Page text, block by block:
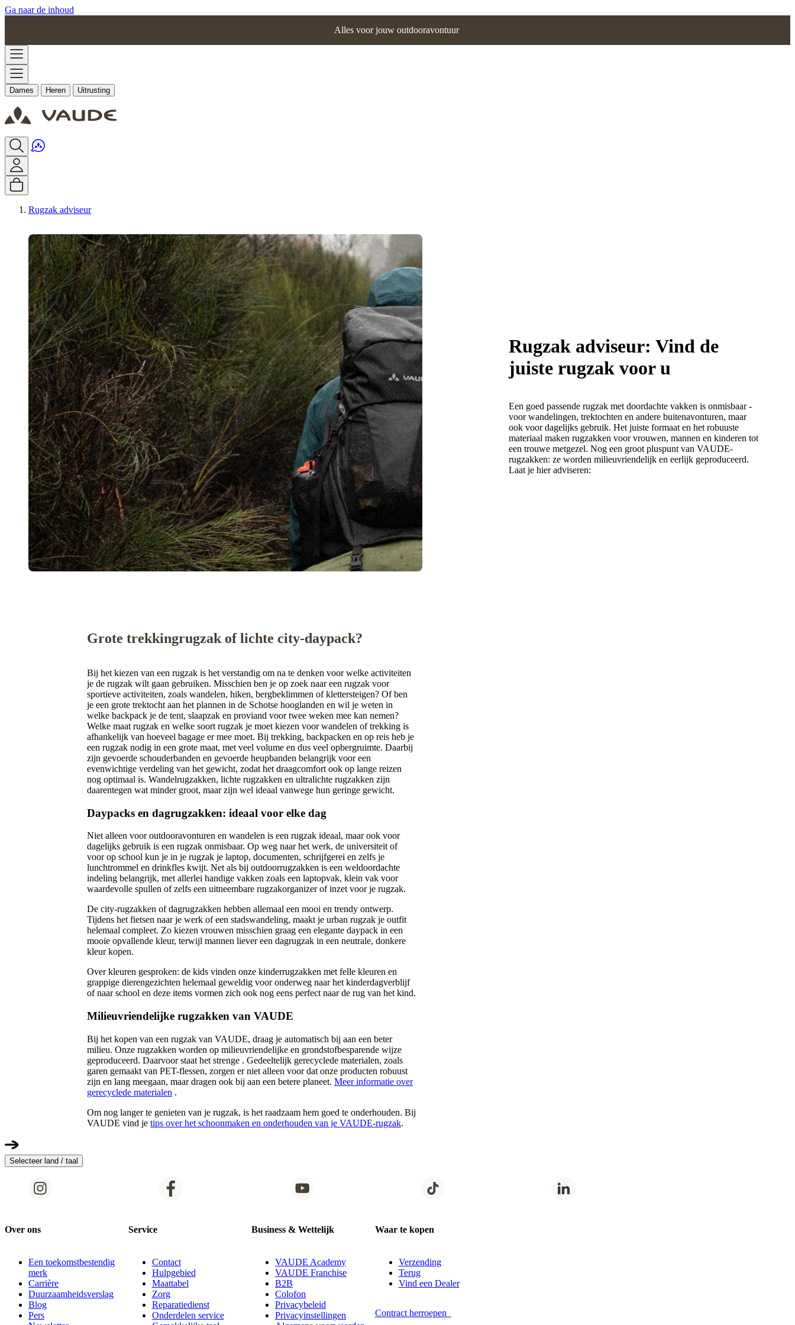
Ga naar de inhoud
Alles voor jouw outdooravontuur
Dames Heren Uitrusting
Rugzak adviseur
Rugzak adviseur: Vind de
juiste rugzak voor u
Een goed passende rugzak met doordachte vakken is onmisbaar -
voor wandelingen, trektochten en andere buitenavonturen, maar
ook voor dagelijks gebruik. Het juiste formaat en het robuuste
materiaal maken rugzakken voor vrouwen, mannen en kinderen tot
een trouwe metgezel. Nog een groot pluspunt van VAUDE-
rugzakken: ze worden milieuvriendelijk en eerlijk geproduceerd.
Laat je hier adviseren:
Grote trekkingrugzak of lichte city-daypack?
Bij het kiezen van een rugzak is het verstandig om na te denken voor welke activiteiten
je de rugzak wilt gaan gebruiken. Misschien ben je op zoek naar een rugzak voor
sportieve activiteiten, zoals wandelen, hiken, bergbeklimmen of klettersteigen? Of ben
je een grote trektocht aan het plannen in de Schotse hooglanden en wil je weten in
welke backpack je de tent, slaapzak en proviand voor twee weken mee kan nemen?
Welke maat rugzak en welke soort rugzak je moet kiezen voor wandelen of trekking is
afhankelijk van hoeveel bagage er mee moet. Bij trekking, backpacken en op reis heb je
een rugzak nodig in een grote maat, met veel volume en dus veel opbergruimte. Daarbij
zijn gevoerde schouderbanden en gevoerde heupbanden belangrijk voor een
evenwichtige verdeling van het gewicht, zodat het draagcomfort ook op lange reizen
nog optimaal is. Wandelrugzakken, lichte rugzakken en ultralichte rugzakken zijn
daarentegen wat minder groot, maar zijn wel ideaal vanwege hun geringe gewicht.
Daypacks en dagrugzakken: ideaal voor elke dag
Niet alleen voor outdooravonturen en wandelen is een rugzak ideaal, maar ook voor
dagelijks gebruik is een rugzak onmisbaar. Op weg naar het werk, de universiteit of
voor op school kun je in je rugzak je laptop, documenten, schrijfgerei en zelfs je
lunchtrommel en drinkfles kwijt. Net als bij outdoorrugzakken is een weldoordachte
indeling belangrijk, met allerlei handige vakken zoals een laptopvak, klein vak voor
waardevolle spullen of zelfs een uitneembare rugzakorganizer of inzet voor je rugzak.
De city-rugzakken of dagrugzakken hebben allemaal een mooi en trendy ontwerp.
Tijdens het fietsen naar je werk of een stadswandeling, maakt je urban rugzak je outfit
helemaal compleet. Zo kiezen vrouwen misschien graag een elegante daypack in een
mooie opvallende kleur, terwijl mannen liever een dagrugzak in een neutrale, donkere
kleur kopen.
Over kleuren gesproken: de kids vinden onze kinderrugzakken met felle kleuren en
grappige dierengezichten helemaal geweldig voor onderweg naar het kinderdagverblijf
of naar school en deze items vormen zich ook nog eens perfect naar de rug van het kind.
Milieuvriendelijke rugzakken van VAUDE
Bij het kopen van een rugzak van VAUDE, draag je automatisch bij aan een beter
milieu. Onze rugzakken worden op milieuvriendelijke en grondstofbesparende wijze
geproduceerd. Daarvoor staat het strenge . Gedeeltelijk gerecyclede materialen, zoals
garen gemaakt van PET-flessen, zorgen er niet alleen voor dat onze producten robuust
zijn en lang meegaan, maar dragen ook bij aan een betere planeet. Meer informatie over
gerecyclede materialen .
Om nog langer te genieten van je rugzak, is het raadzaam hem goed te onderhouden. Bij
VAUDE vind je tips over het schoonmaken en onderhouden van je VAUDE-rugzak.
Selecteer land / taal
Over ons
Een toekomstbestendig
merk
Carrière
Duurzaamheidsverslag
Blog
Pers
Service
Contact
Hulpgebied
Maattabel
Zorg
Reparatiedienst
Onderdelen service
Business & Wettelijk
VAUDE Academy
VAUDE Franchise
B2B
Colofon
Privacybeleid
Privacyinstellingen
Waar te kopen
Verzending
Terug
Vind een Dealer
Contract herroepen